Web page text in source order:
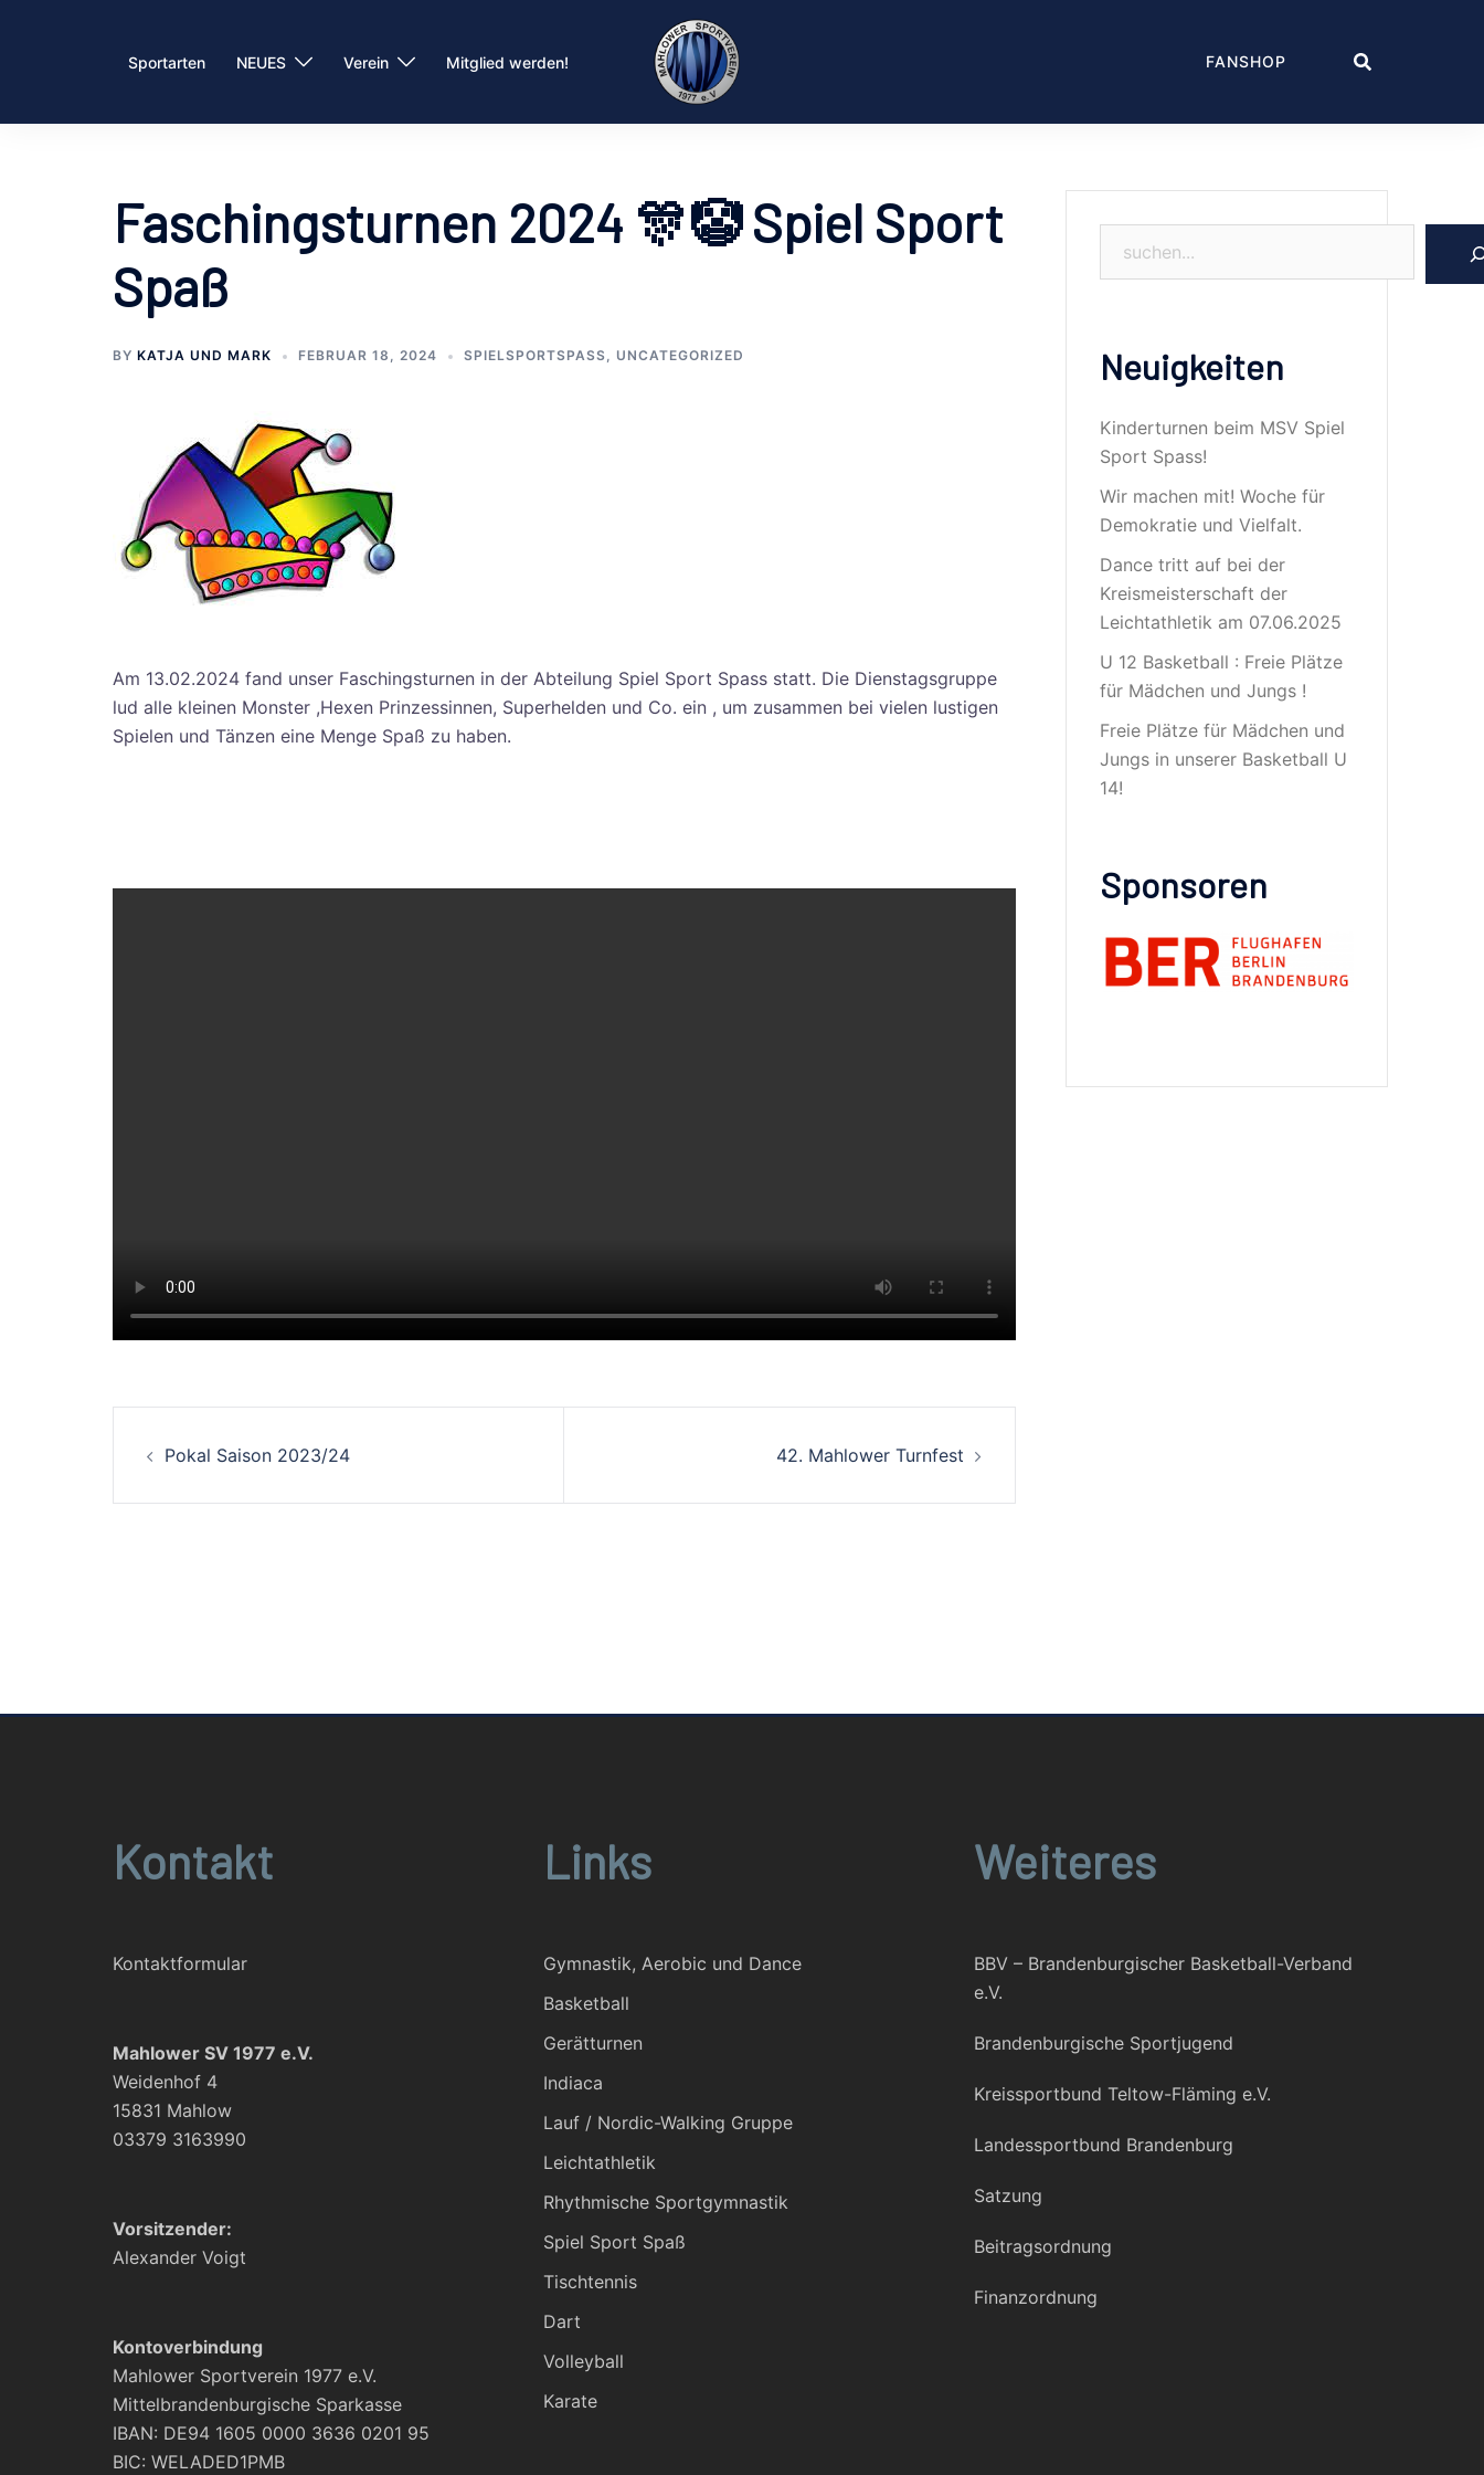
Sportarten NEUES Verein Mitglied werden! FANSHOP
Faschingsturnen 2024 🎊🤡 Spiel Sport
Spaß
BY KATJA UND MARK FEBRUAR 18, 2024 SPIELSPORTSPASS , UNCATEGORIZED
Am 13.02.2024 fand unser Faschingsturnen in der Abteilung Spiel Sport Spass statt. Die Dienstagsgruppe
lud alle kleinen Monster ,Hexen Prinzessinnen, Superhelden und Co. ein , um zusammen bei vielen lustigen
Spielen und Tänzen eine Menge Spaß zu haben.
Beitrags-
Navigation
Pokal Saison 2023/24 42. Mahlower Turnfest
Neuigkeiten
Kinderturnen beim MSV Spiel
Sport Spass!
Wir machen mit! Woche für
Demokratie und Vielfalt.
Dance tritt auf bei der
Kreismeisterschaft der
Leichtathletik am 07.06.2025
U 12 Basketball : Freie Plätze
für Mädchen und Jungs !
Freie Plätze für Mädchen und
Jungs in unserer Basketball U
14!
Sponsoren
Kontakt
Kontaktformular
Mahlower SV 1977 e.V.
Weidenhof 4
15831 Mahlow
03379 3163990
Vorsitzender:
Alexander Voigt
Kontoverbindung
Mahlower Sportverein 1977 e.V.
Mittelbrandenburgische Sparkasse
IBAN: DE94 1605 0000 3636 0201 95
BIC: WELADED1PMB
Links
Gymnastik, Aerobic und Dance
Basketball
Gerätturnen
Indiaca
Lauf / Nordic-Walking Gruppe
Leichtathletik
Rhythmische Sportgymnastik
Spiel Sport Spaß
Tischtennis
Dart
Volleyball
Karate
Weiteres
BBV – Brandenburgischer Basketball-Verband
e.V.
Brandenburgische Sportjugend
Kreissportbund Teltow-Fläming e.V.
Landessportbund Brandenburg
Satzung
Beitragsordnung
Finanzordnung